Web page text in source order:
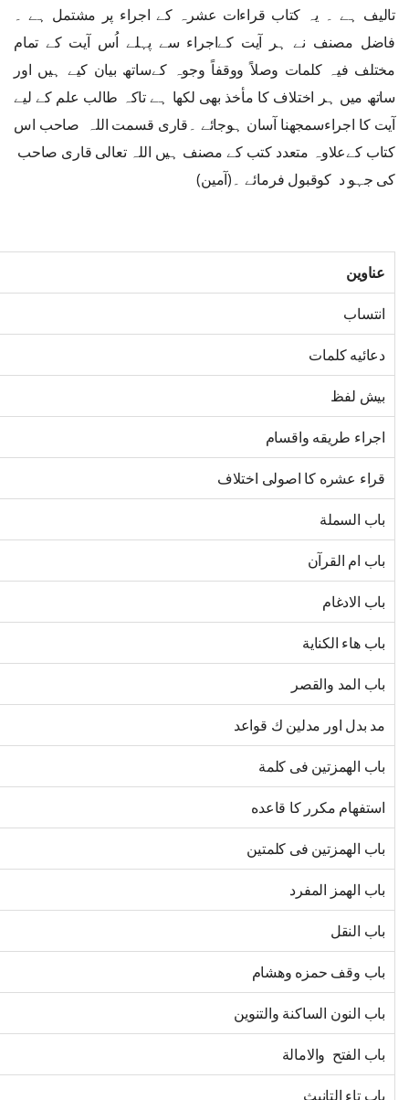
تالیف ہے ۔ یہ کتاب قراءات عشرہ کے اجراء پر مشتمل ہے ۔
فاضل مصنف نے ہر آیت کےاجراء سے پہلے اُس آیت کے تمام
مختلف فیہ کلمات وصلاً ووقفاً وجوہ کےساتھ بیان کیے ہیں اور
ساتھ میں ہر اختلاف کا مأخذ بھی لکھا ہے تاکہ طالب علم کے لیے
آیت کا اجراءسمجھنا آسان ہوجائے ۔قاری قسمت اللہ صاحب اس
کتاب کےعلاوہ متعدد کتب کے مصنف ہیں اللہ تعالی قاری صاحب
کی جہو د کوقبول فرمائے ۔(آمین)
عناوین
انتساب
دعائيه كلمات
بيش لفظ
اجراء طريقه واقسام
قراء عشره كا اصولى اختلاف
باب السملة
باب ام القرآن
باب الادغام
باب هاء الكناية
باب المد والقصر
مد بدل اور مدلين ك قواعد
باب الهمزتين فى كلمة
استفهام مكرر كا قاعده
باب الهمزتين فى كلمتين
باب الهمز المفرد
باب النقل
باب وقف حمزه وهشام
باب النون الساكنة والتنوين
باب الفتح والامالة
باب تاء التانيث